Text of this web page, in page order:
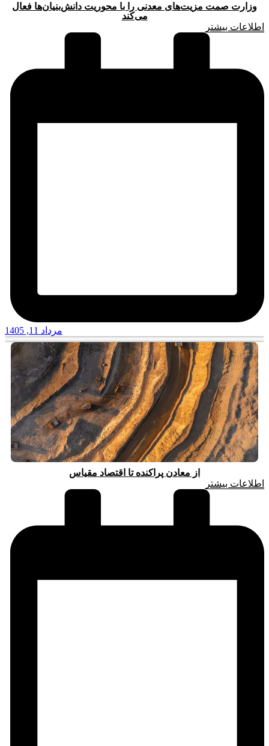
وزارت صمت مزیت‌های معدنی را با محوریت دانش‌بنیان‌ها فعال
می‌کند
اطلاعات بیشتر
مرداد 11, 1405
از معادن پراکنده تا اقتصاد مقیاس
اطلاعات بیشتر